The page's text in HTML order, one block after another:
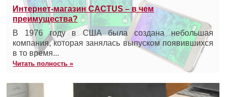
Интернет-магазин CACTUS – в чем
преимущества?
В 1976 году в США была создана небольшая
компания, которая занялась выпуском появившихся
в то время...
Читать полность »